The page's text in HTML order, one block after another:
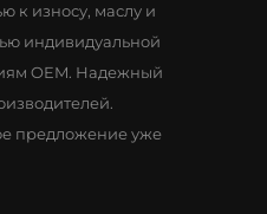
к износу, маслу и
индивидуальной
OEM. Надежный
предложение уже